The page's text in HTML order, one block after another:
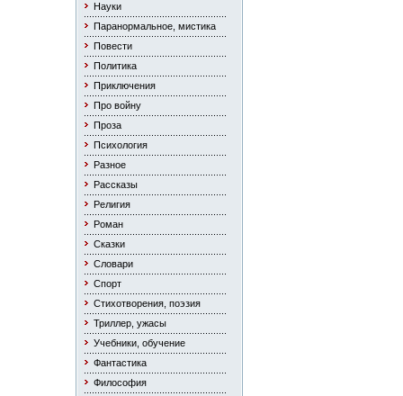
Науки
Паранормальное, мистика
Повести
Политика
Приключения
Про войну
Проза
Психология
Разное
Рассказы
Религия
Роман
Сказки
Словари
Спорт
Стихотворения, поэзия
Триллер, ужасы
Учебники, обучение
Фантастика
Философия